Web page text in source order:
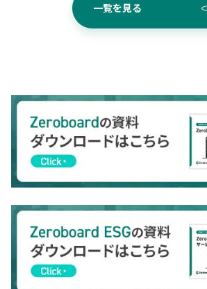
一覧を見る